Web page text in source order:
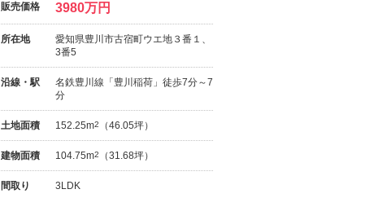
販売価格 3980万円
所在地
愛知県豊川市古宿町ウエ地３番１、
3番5
沿線・駅
名鉄豊川線「豊川稲荷」徒歩7分～7
分
土地面積 152.25m2 （46.05坪）
建物面積 104.75m2 （31.68坪）
間取り 3LDK